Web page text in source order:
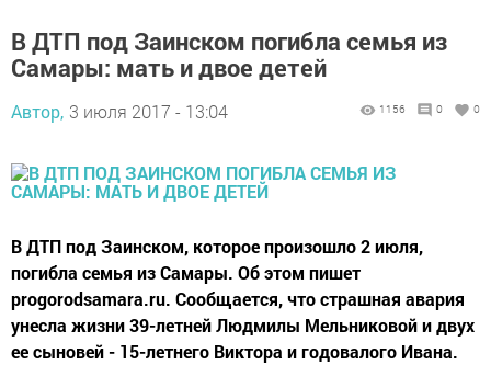
В ДТП под Заинском погибла семья из
Самары: мать и двое детей
Автор, 3 июля 2017 - 13:04 1156 0 0
В ДТП под Заинском, которое произошло 2 июля,
погибла семья из Самары. Об этом пишет
progorodsamara.ru. Сообщается, что страшная авария
унесла жизни 39-летней Людмилы Мельниковой и двух
ее сыновей - 15-летнего Виктора и годовалого Ивана.